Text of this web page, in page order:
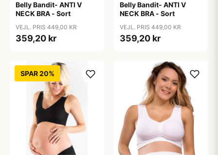
Belly Bandit- ANTI V
NECK BRA - Sort
VEJL. PRIS 449,00 KR
359,20 kr
Belly Bandit- ANTI V
NECK BRA - Sort
VEJL. PRIS 449,00 KR
359,20 kr
SPAR 20%